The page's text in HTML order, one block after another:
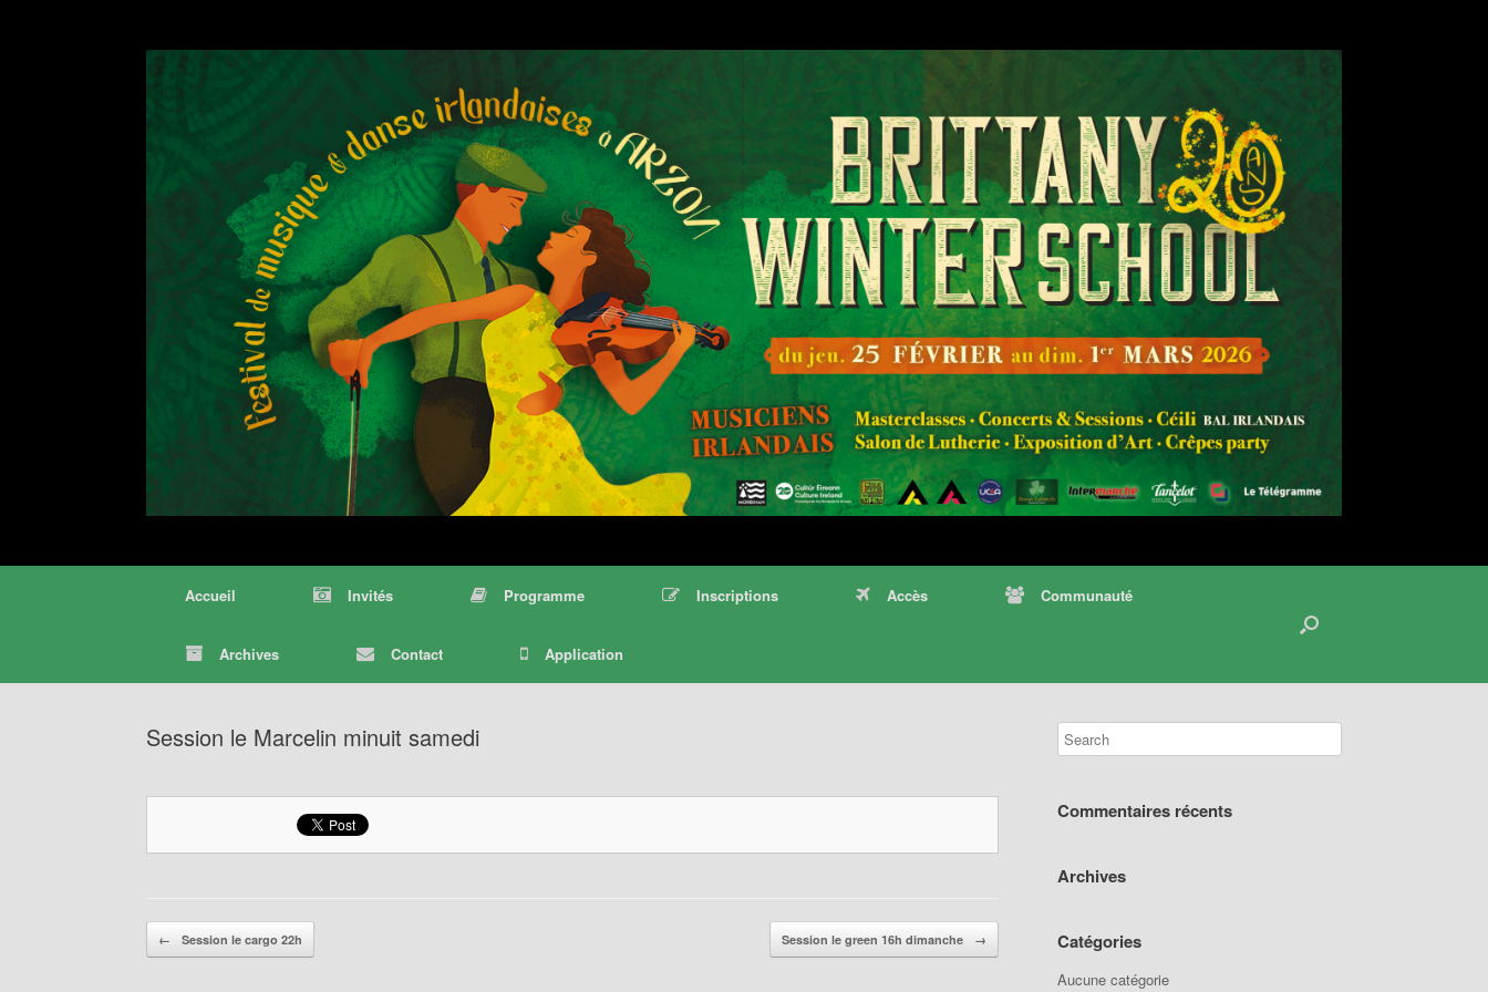
Accueil Invités Programme Inscriptions Accès Communauté
Archives Contact Application
Session le Marcelin minuit samedi
Post navigation
← Session le cargo 22h Session le green 16h dimanche →
Commentaires récents
Archives
Catégories
Aucune catégorie